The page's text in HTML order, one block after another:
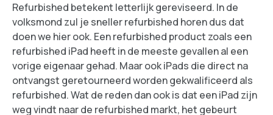
Refurbished betekent letterlijk gereviseerd. In de
volksmond zul je sneller refurbished horen dus dat
doen we hier ook. Een refurbished product zoals een
refurbished iPad heeft in de meeste gevallen al een
vorige eigenaar gehad. Maar ook iPads die direct na
ontvangst geretourneerd worden gekwalificeerd als
refurbished. Wat de reden dan ook is dat een iPad zijn
weg vindt naar de refurbished markt, het gebeurt